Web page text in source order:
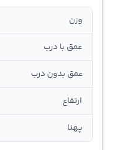
وزن
عمق با درب
عمق بدون درب
ارتفاع
پهنا